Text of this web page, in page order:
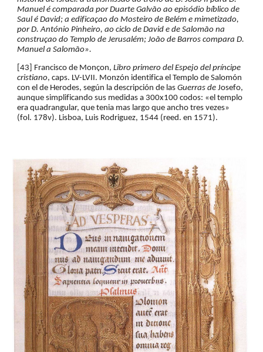
Manuel é comparada por Duarte Galvão ao episódio bíblico de
Saul é David; a edificaçao do Mosteiro de Belém e mimetizado,
por D. António Pinheiro, ao ciclo de David e de Salomão na
construçao do Templo de Jerusalém; João de Barros compara D.
Manuel a Salomão».
[43] Francisco de Monçon, Libro primero del Espejo del príncipe
cristiano, caps. LV-LVII. Monzón identifica el Templo de Salomón
con el de Herodes, según la descripción de las Guerras de Josefo,
aunque simplificando sus medidas a 300x100 codos: «el templo
era quadrangular, que tenia mas largo que ancho tres vezes»
(fol. 178v). Lisboa, Luis Rodriguez, 1544 (reed. en 1571).